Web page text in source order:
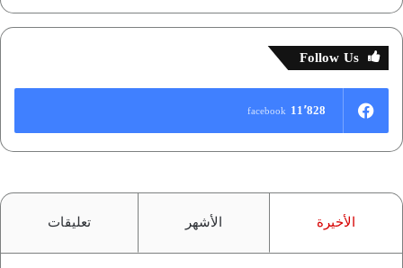
Follow Us
11٬828 facebook
الأخيرة الأشهر تعليقات